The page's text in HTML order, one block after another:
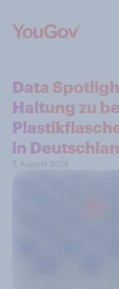
Data
Haltung zu
in
7. August 2024